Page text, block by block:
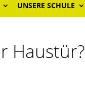
UNSERE SCHULE
Haustür?